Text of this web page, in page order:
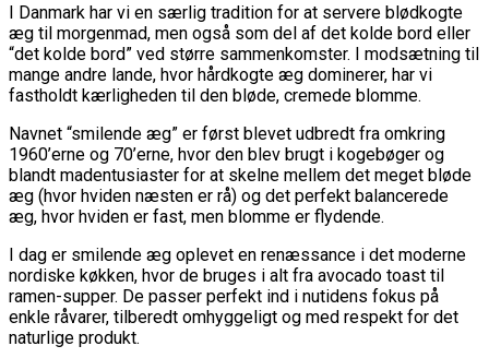
I Danmark har vi en særlig tradition for at servere blødkogte
æg til morgenmad, men også som del af det kolde bord eller
“det kolde bord” ved større sammenkomster. I modsætning til
mange andre lande, hvor hårdkogte æg dominerer, har vi
fastholdt kærligheden til den bløde, cremede blomme.
Navnet “smilende æg” er først blevet udbredt fra omkring
1960’erne og 70’erne, hvor den blev brugt i kogebøger og
blandt madentusiaster for at skelne mellem det meget bløde
æg (hvor hviden næsten er rå) og det perfekt balancerede
æg, hvor hviden er fast, men blomme er flydende.
I dag er smilende æg oplevet en renæssance i det moderne
nordiske køkken, hvor de bruges i alt fra avocado toast til
ramen-supper. De passer perfekt ind i nutidens fokus på
enkle råvarer, tilberedt omhyggeligt og med respekt for det
naturlige produkt.